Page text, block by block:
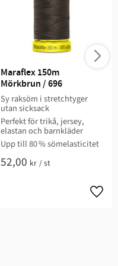
Maraflex 150m
Mörkbrun / 696
Sy raksöm i stretchtyger
utan sicksack
Perfekt för trikå, jersey,
elastan och barnkläder
Upp till 80 % sömelasticitet
52,00 kr /st